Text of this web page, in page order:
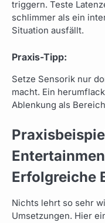
triggern. Teste
schlimmer als ein
Situation ausfällt.
Praxis-Tipp:
Setze Sensorik nur
macht. Ein
Ablenkung als
Erfolgreiche
Nichts lehrt so sehr
Umsetzungen. Hier